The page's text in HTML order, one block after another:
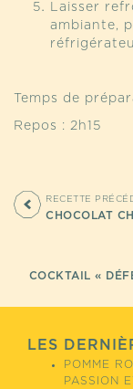
Laisser
ambiante,
Temps de
Repos : 2h15
RECETTE
CHOCOLAT
COCKTAIL «
LES
POMME
PASSION